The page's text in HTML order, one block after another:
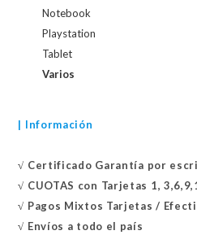
Notebook
Playstation
Tablet
Varios
| Información
√ Certificado Garantía por
√ CUOTAS con Tarjetas 1,
√ Pagos Mixtos Tarjetas /
√ Envíos a todo el país